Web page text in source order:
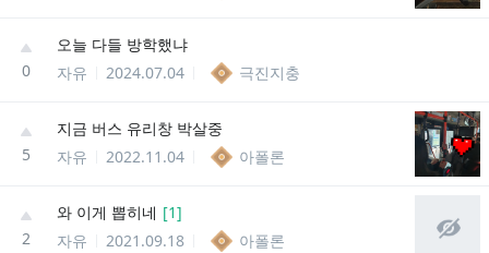
0
오늘 다들 방학했냐
자유
2024.07.04 극진지충
5
지금 버스 유리창 박살중
자유
2022.11.04 아폴론
2
와 이게 뽑히네 [1]
자유
2021.09.18 아폴론